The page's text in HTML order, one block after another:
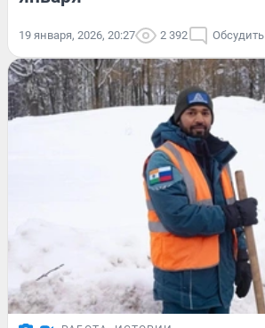
19 января, 2026, 20:27 2 392 Обсудить